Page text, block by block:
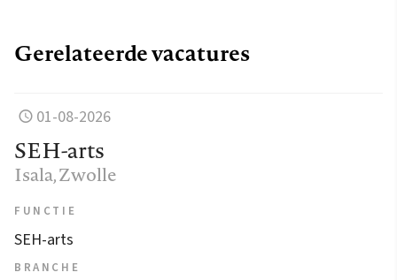
Gerelateerde vacatures
01-08-2026
SEH-arts
Isala, Zwolle
FUNCTIE
SEH-arts
BRANCHE